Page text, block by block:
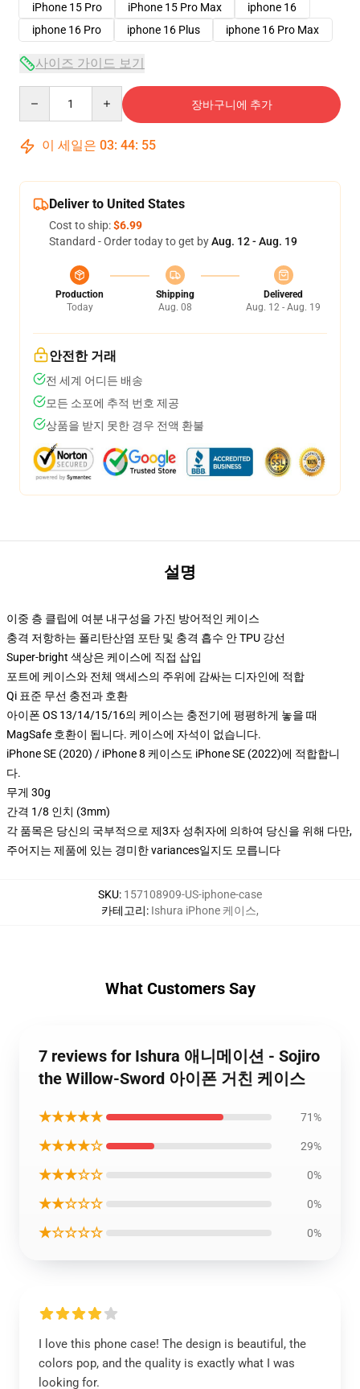
iPhone 15 Pro
iPhone 15 Pro Max
iphone 16
iphone 16 Pro
iphone 16 Plus iphone 16 Pro Max
사이즈 가이드 보기
장바구니에 추가
이 세일은 03: 44: 54
Deliver to United States
Cost to ship:$6.99
Standard - Order today to get byAug. 12 - Aug. 19
Production
Today
Shipping
Aug. 08
Delivered
Aug. 12 - Aug. 19
안전한 거래
전 세계 어디든 배송
모든 소포에 추적 번호 제공
상품을 받지 못한 경우 전액 환불
설명
이중 층 클립에 여분 내구성을 가진 방어적인 케이스
충격 저항하는 폴리탄산염 포탄 및 충격 흡수 안 TPU 강선
Super-bright 색상은 케이스에 직접 삽입
포트에 케이스와 전체 액세스의 주위에 감싸는 디자인에 적합
Qi 표준 무선 충전과 호환
아이폰 OS 13/14/15/16의 케이스는 충전기에 평평하게 놓을 때
MagSafe 호환이 됩니다. 케이스에 자석이 없습니다.
iPhone SE (2020) / iPhone 8 케이스도 iPhone SE (2022)에 적합합니
다.
무게 30g
간격 1/8 인치 (3mm)
각 품목은 당신의 국부적으로 제3자 성취자에 의하여 당신을 위해 다만,
주어지는 제품에 있는 경미한 variances일지도 모릅니다
SKU: 157108909-US-iphone-case
카테고리: Ishura iPhone 케이스,
What Customers Say
7 reviews for Ishura 애니메이션 - Sojiro
the Willow-Sword 아이폰 거친 케이스
★★★★★ 71%
★★★★☆ 29%
★★★☆☆ 0%
★★☆☆☆ 0%
★☆☆☆☆ 0%
I love this phone case! The design is beautiful, the
colors pop, and the quality is exactly what I was
looking for.